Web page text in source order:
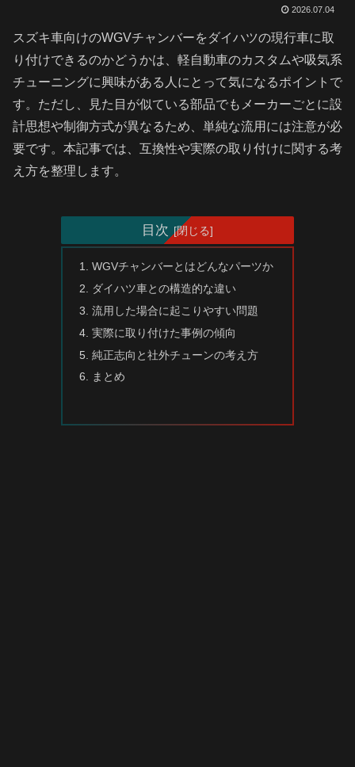
2026.07.04
スズキ車向けのWGVチャンバーをダイハツの現行車に取
り付けできるのかどうかは、軽自動車のカスタムや吸気系
チューニングに興味がある人にとって気になるポイントで
す。ただし、見た目が似ている部品でもメーカーごとに設
計思想や制御方式が異なるため、単純な流用には注意が必
要です。本記事では、互換性や実際の取り付けに関する考
え方を整理します。
目次
WGVチャンバーとはどんなパーツか
ダイハツ車との構造的な違い
流用した場合に起こりやすい問題
実際に取り付けた事例の傾向
純正志向と社外チューンの考え方
まとめ